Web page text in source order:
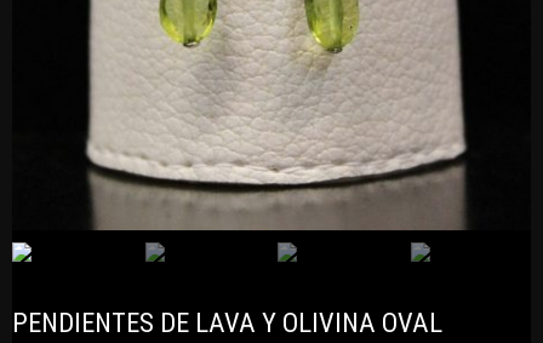
PENDIENTES DE LAVA Y OLIVINA OVAL